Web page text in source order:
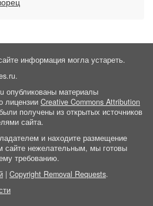
информация могла устареть.
опубликованы материалы
лицензии Creative Commons Attribution
получены из открытых источников
сайта.
и находите размещение
сайте нежелательным, мы готовы
требованию.
| Copyright Removal Requests.